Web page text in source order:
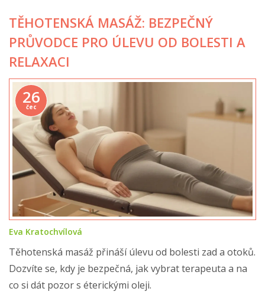
TĚHOTENSKÁ MASÁŽ: BEZPEČNÝ
PRŮVODCE PRO ÚLEVU OD BOLESTI A
RELAXACI
26
čec
Eva Kratochvílová
Těhotenská masáž přináší úlevu od bolesti zad a otoků.
Dozvíte se, kdy je bezpečná, jak vybrat terapeuta a na
co si dát pozor s éterickými oleji.